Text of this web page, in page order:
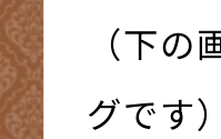
（下
グです）